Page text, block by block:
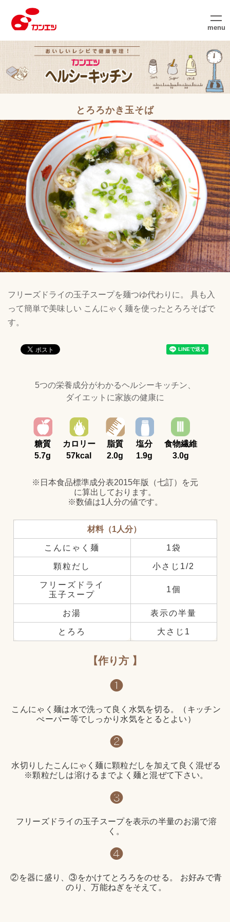
menu
とろろかき玉そば
フリーズドライの玉子スープを麺つゆ代わりに。 具も入
って簡単で美味しい こんにゃく麺を使ったとろろそばで
す。
5つの栄養成分がわかるヘルシーキッチン、
ダイエットに家族の健康に
糖質
5.7g
カロリー
57kcal
脂質
2.0g
塩分
1.9g
食物繊維
3.0g
※日本食品標準成分表2015年版（七訂）を元
に算出しております。
※数値は1人分の値です。
材料（1人分）
こんにゃく麺 1袋
顆粒だし 小さじ1/2
フリーズドライ
玉子スープ
1個
お湯 表示の半量
とろろ 大さじ1
作り方
❶
こんにゃく麺は水で洗って良く水気を切る。（キッチン
ぺーパー等でしっかり水気をとるとよい）
❷
水切りしたこんにゃく麺に顆粒だしを加えて良く混ぜる
※顆粒だしは溶けるまでよく麺と混ぜて下さい。
❸
フリーズドライの玉子スープを表示の半量のお湯で溶
く。
❹
②を器に盛り、③をかけてとろろをのせる。 お好みで青
のり、万能ねぎをそえて。